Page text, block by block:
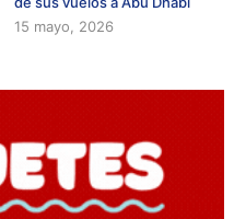
15 mayo, 2026